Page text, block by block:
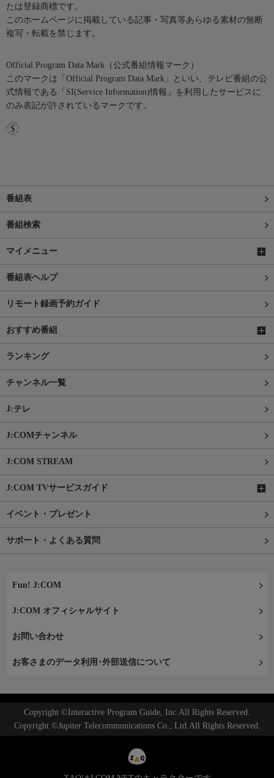
たは登録商標です。
このホームページに掲載している記事・写真等あらゆる素材の無断
複写・転載を禁じます。
Official Program Data Mark（公式番組情報マーク）
このマークは「Official Program Data Mark」といい、テレビ番組の公
式情報である「SI(Service Information)情報」を利用したサービスに
のみ表記が許されているマークです。
番組表
番組検索
マイメニュー
番組表ヘルプ
リモート録画予約ガイド
おすすめ番組
ランキング
チャンネル一覧
J:テレ
J:COMチャンネル
J:COM STREAM
J:COM TVサービスガイド
イベント・プレゼント
サポート・よくある質問
Fun! J:COM
J:COM オフィシャルサイト
お問い合わせ
お客さまのデータ利用･外部送信について
Copyright ©Interactive Program Guide, Inc.All Rights Reserved.
Copyright ©Jupiter Telecommunications Co., Ltd.All Rights Reserved.